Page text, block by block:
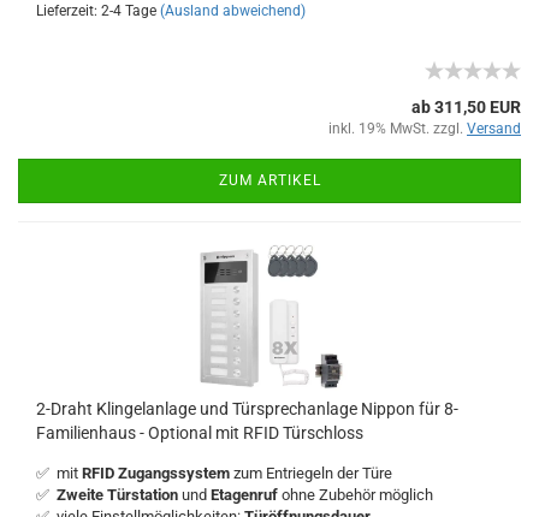
Lieferzeit: 2-4 Tage (Ausland abweichend)
ab 311,50 EUR
inkl. 19% MwSt. zzgl. Versand
ZUM ARTIKEL
2-Draht Klingelanlage und Türsprechanlage Nippon für 8-
Familienhaus - Optional mit RFID Türschloss
✅ mit RFID Zugangssystem zum Entriegeln der Türe
✅ Zweite Türstation und Etagenruf ohne Zubehör möglich